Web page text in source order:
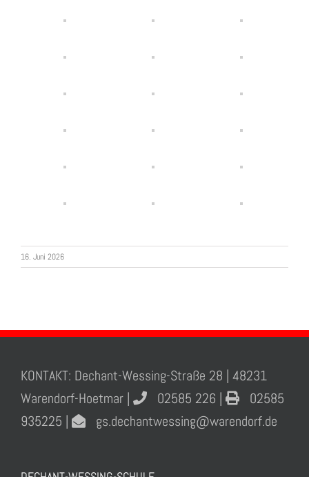
16. Juni 2026
KONTAKT: Dechant-Wessing-Straße 28 | 48231
Warendorf-Hoetmar |
02585 226 |
02585
935225 |
gs.dechantwessing@warendorf.de